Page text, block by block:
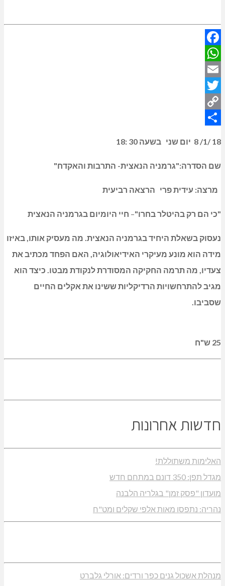
Facebook
WhatsApp
Email
Twitter
Copy
18 /1/
8 יום שני בשעה 30 :18
שם הסדרה:"גרמניה הנאצית- התרבות והאקדח"
מרצה: עידית פרי הרצאה רביעית
"כי הם רק בהיטלר בחרו"– חיי היומיום בגרמניה הנאצית
נעסוק בשאלת היחיד בגרמניה הנאצית. מה מעסיק אותו, באיזו
מידה הוא מונע מעיקרי האידיאולוגיה, האם הפחד מכתיב את
צעדיו, מה תרמה החקיקה המסודרת לנקודת מבטו. כיצד הוא
מגיב להתרחשויות הרדיקליות ששינו את אקלים החיים
שסביבו.
25 ש"ח
חדשות אחרונות
האלימות משתוללת!
מגדל תפן: 350 דונם במתחם חדש
מועדון "פסק זמן" בגלריה הלבנה
נהריה: נתפסו מאות אלפי שקלים ומט"ח
מנהלת אשכול גנים כפר ורדים: אורלי גלברט